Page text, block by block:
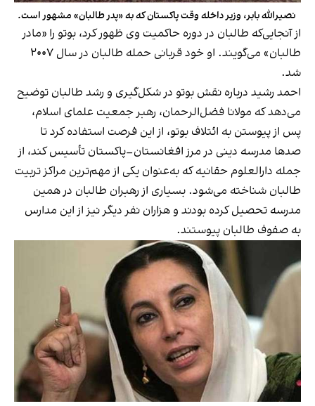
نصیرالله بابر، وزیر داخله وقت پاکستان که به «پدر طالبان» مشهور است.
از آنجایی‌که طالبان در دوره حاکمیت وی ظهور کرد، بوتو را «مادر
طالبان» می‌گویند. او خود قربانی حمله طالبان در سال ۲۰۰۷
شد.
احمد رشید درباره نقش بوتو در شکل‌گیری و رشد طالبان توضیح
می‌دهد که مولانا فضل‌الرحمان، رهبر جمعیت علمای اسلام،
پس از پیوستن به ائتلاف بوتو، از این فرصت استفاده کرد تا
صدها مدرسه دینی در مرز افغانستان–پاکستان تأسیس کند، از
جمله دارالعلوم حقانیه که به‌عنوان یکی از مهم‌ترین مراکز تربیت
طالبان شناخته می‌شود. بسیاری از رهبران طالبان در همین
مدرسه تحصیل کرده بودند و هزاران نفر دیگر نیز از این مدارس
به صفوف طالبان پیوستند.